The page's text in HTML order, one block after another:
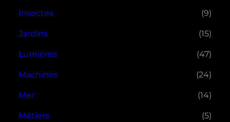
Insectes (9)
Jardins (15)
Lumières (47)
Machines (24)
Mer (14)
Métiers (5)